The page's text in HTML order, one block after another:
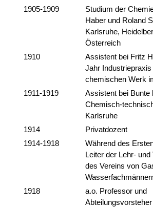
1905-1909
Studium der
Haber und Roland
Karlsruhe,
Österreich
1910
Assistent bei Fritz
Jahr Industriepraxis
chemischen Werk
1911-1919
Assistent bei Bunte
Chemisch-
Karlsruhe
1914
Privatdozent
1914-1918
Während des
Leiter der Lehr-
des Vereins von
1918
a.o. Professor und
Abteilungsvorsteher